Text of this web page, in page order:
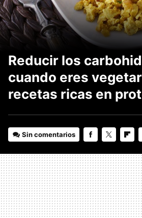
Reducir los
cuando eres
recetas ricas en
Sin comentarios